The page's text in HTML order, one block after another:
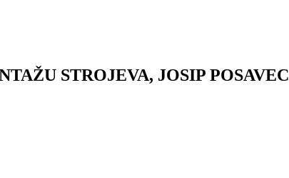
STROJEVA, JOSIP POSAVEC